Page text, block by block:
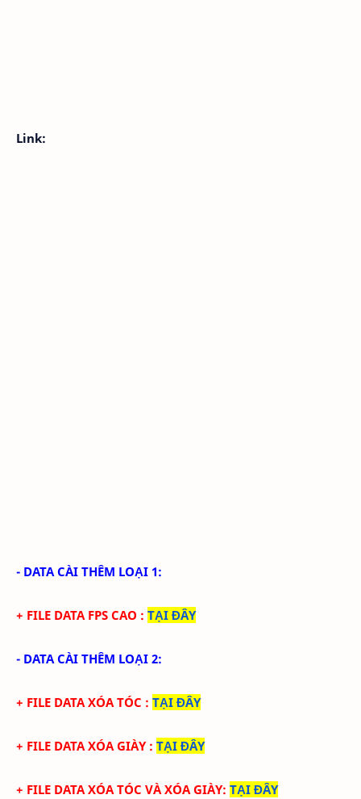
Link:
- DATA CÀI THÊM LOẠI 1:
+ FILE DATA FPS CAO : TẠI ĐÂY
- DATA CÀI THÊM LOẠI 2:
+ FILE DATA XÓA TÓC : TẠI ĐÂY
+ FILE DATAXÓA GIÀY : TẠI ĐÂY
+ FILE DATAXÓA TÓC VÀ XÓA GIÀY: TẠI ĐÂY